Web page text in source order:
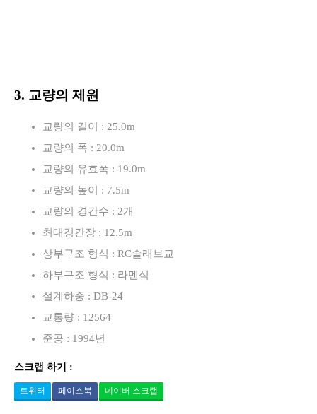
3. 교량의 제원
교량의 길이 : 25.0m
교량의 폭 : 20.0m
교량의 유효폭 : 19.0m
교량의 높이 : 7.5m
교량의 경간수 : 2개
최대경간장 : 12.5m
상부구조 형식 : RC슬래브교
하부구조 형식 : 라멘식
설계하중 : DB-24
교통량 : 12564
준공 : 1994년
스크랩 하기 :
트위터 페이스북 네이버 스크랩